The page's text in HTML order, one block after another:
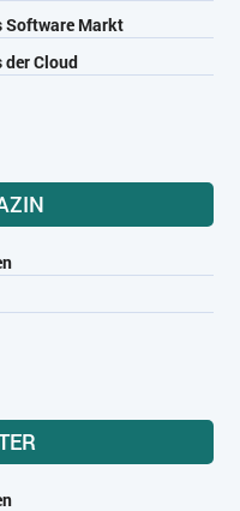
Software Markt
der Cloud